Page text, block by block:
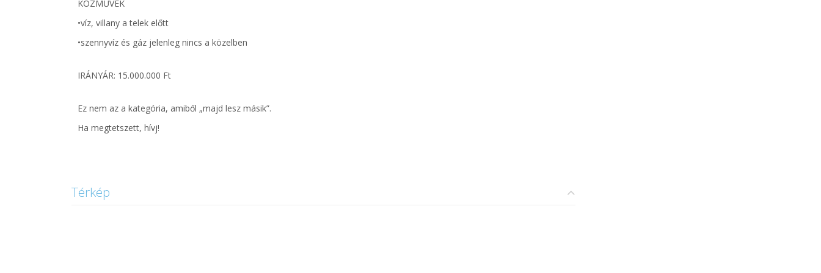
KÖZMŰVEK
•víz, villany a telek előtt
•szennyvíz és gáz jelenleg nincs a közelben
IRÁNYÁR: 15.000.000 Ft
Ez nem az a kategória, amiből „majd lesz másik”.
Ha megtetszett, hívj!
Térkép